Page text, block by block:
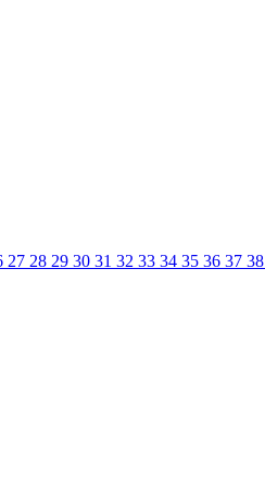
27 28 29 30 31 32 33 34 35 36 37 38